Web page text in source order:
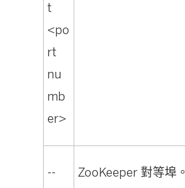
t
<po
rt
nu
mb
er>
--
ZooKeeper 對等埠。